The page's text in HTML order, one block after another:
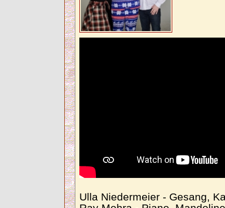
Ulla Niedermeier - Gesang,